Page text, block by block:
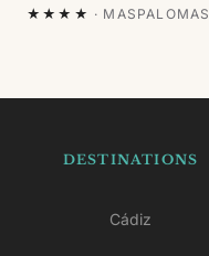
★★★★ · MASPALOMAS
DESTINATIONS
Cádiz